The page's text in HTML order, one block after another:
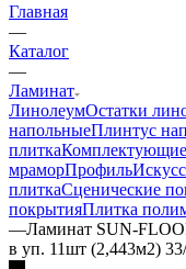
Главная
—
Каталог
—
Ламинат
ЛинолеумОстатки
напольныеПлинтус
плиткаКомплектующие
мраморПрофиль
плиткаСценические
покрытияПлитка
—Ламинат SUN-
в уп. 11шт (2,443м2)